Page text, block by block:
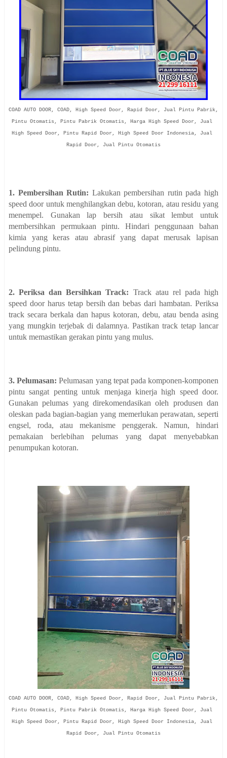
COAD AUTO DOOR, COAD, High Speed Door, Rapid Door, Jual Pintu Pabrik,
Pintu Otomatis, Pintu Pabrik Otomatis, Harga High Speed Door, Jual
High Speed Door, Pintu Rapid Door, High Speed Door Indonesia, Jual
Rapid Door, Jual Pintu Otomatis
1. Pembersihan Rutin: Lakukan pembersihan rutin pada high
speed door untuk menghilangkan debu, kotoran, atau residu yang
menempel. Gunakan lap bersih atau sikat lembut untuk
membersihkan permukaan pintu. Hindari penggunaan bahan
kimia yang keras atau abrasif yang dapat merusak lapisan
pelindung pintu.
2. Periksa dan Bersihkan Track: Track atau rel pada high
speed door harus tetap bersih dan bebas dari hambatan. Periksa
track secara berkala dan hapus kotoran, debu, atau benda asing
yang mungkin terjebak di dalamnya. Pastikan track tetap lancar
untuk memastikan gerakan pintu yang mulus.
3. Pelumasan: Pelumasan yang tepat pada komponen-komponen
pintu sangat penting untuk menjaga kinerja high speed door.
Gunakan pelumas yang direkomendasikan oleh produsen dan
oleskan pada bagian-bagian yang memerlukan perawatan, seperti
engsel, roda, atau mekanisme penggerak. Namun, hindari
pemakaian berlebihan pelumas yang dapat menyebabkan
penumpukan kotoran.
COAD AUTO DOOR, COAD, High Speed Door, Rapid Door, Jual Pintu Pabrik,
Pintu Otomatis, Pintu Pabrik Otomatis, Harga High Speed Door, Jual
High Speed Door, Pintu Rapid Door, High Speed Door Indonesia, Jual
Rapid Door, Jual Pintu Otomatis